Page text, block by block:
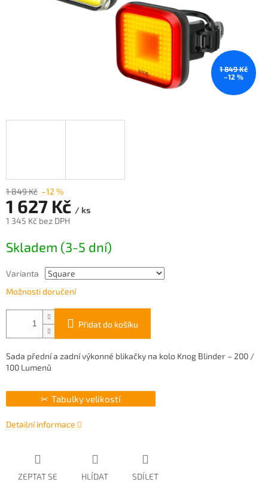
1 849 Kč
–12 %
1 849 Kč –12 %
1 627 Kč / ks
1 345 Kč bez DPH
cena:
Skladem (3-5 dní)
Varianta
Možnosti doručení
Přidat do košíku
Sada přední a zadní výkonné blikačky na kolo Knog Blinder – 200 /
100 Lumenů
Tabulky velikostí
Detailní informace
ZEPTAT SE HLÍDAT SDÍLET